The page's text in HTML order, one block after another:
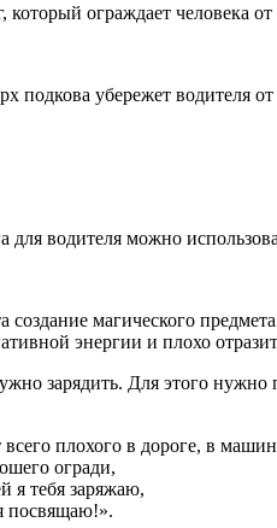
который ограждает человека
подкова убережет водителя
для водителя можно
создание магического
энергии и плохо
зарядить. Для этого
плохого в дороге, в
огради,
я тебя заряжаю,
посвящаю!».